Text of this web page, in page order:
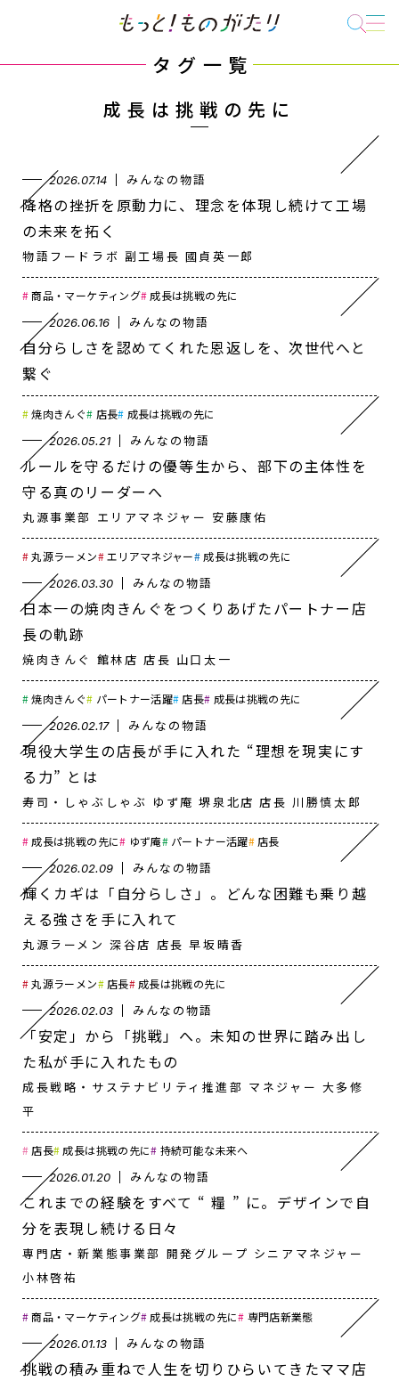
タグ一覧
成長は挑戦の先に
2026.07.14 みんなの物語
降格の挫折を原動力に、理念を体現し続けて工場
の未来を拓く
物語フードラボ 副工場長 國貞英一郎
商品・マーケティング 成長は挑戦の先に
2026.06.16 みんなの物語
自分らしさを認めてくれた恩返しを、次世代へと
繋ぐ
焼肉きんぐ 店長 成長は挑戦の先に
2026.05.21 みんなの物語
ルールを守るだけの優等生から、部下の主体性を
守る真のリーダーへ
丸源事業部 エリアマネジャー 安藤康佑
丸源ラーメン エリアマネジャー 成長は挑戦の先に
2026.03.30 みんなの物語
日本一の焼肉きんぐをつくりあげたパートナー店
長の軌跡
焼肉きんぐ 館林店 店長 山口太一
焼肉きんぐ パートナー活躍 店長 成長は挑戦の先に
2026.02.17 みんなの物語
現役大学生の店長が手に入れた “理想を現実にす
る力” とは
寿司・しゃぶしゃぶ ゆず庵 堺泉北店 店長 川勝慎太郎
成長は挑戦の先に ゆず庵 パートナー活躍 店長
2026.02.09 みんなの物語
輝くカギは「自分らしさ」。どんな困難も乗り越
える強さを手に入れて
丸源ラーメン 深谷店 店長 早坂晴香
丸源ラーメン 店長 成長は挑戦の先に
2026.02.03 みんなの物語
「安定」から「挑戦」へ。未知の世界に踏み出し
た私が手に入れたもの
成長戦略・サステナビリティ推進部 マネジャー 大多修
平
店長 成長は挑戦の先に 持続可能な未来へ
2026.01.20 みんなの物語
これまでの経験をすべて “ 糧 ” に。デザインで自
分を表現し続ける日々
専門店・新業態事業部 開発グループ シニアマネジャー
小林啓祐
商品・マーケティング 成長は挑戦の先に 専門店新業態
2026.01.13 みんなの物語
挑戦の積み重ねで人生を切りひらいてきたママ店